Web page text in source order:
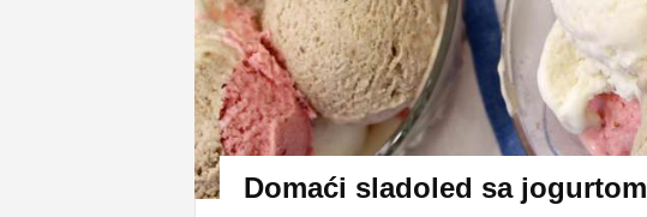
Domaći sladoled sa jogurtom